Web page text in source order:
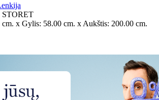
STORET
cm. x Gylis: 58.00 cm. x Aukštis: 200.00 cm.